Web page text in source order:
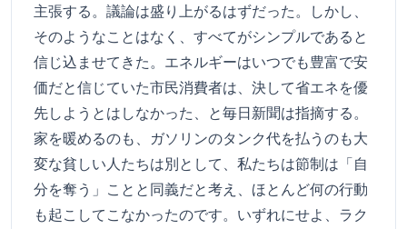
主張する。議論は盛り上がるはずだった。しかし、
そのようなことはなく、すべてがシンプルであると
信じ込ませてきた。エネルギーはいつでも豊富で安
価だと信じていた市民消費者は、決して省エネを優
先しようとはしなかった、と毎日新聞は指摘する。
家を暖めるのも、ガソリンのタンク代を払うのも大
変な貧しい人たちは別として、私たちは節制は「自
分を奪う」ことと同義だと考え、ほとんど何の行動
も起こしてこなかったのです。いずれにせよ、ラク